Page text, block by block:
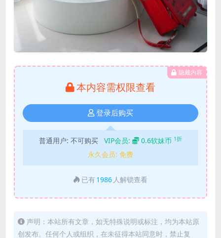
隐藏内容
本内容需权限查看
登录后购买
普通用户: 不可购买 VIP会员: 0.6软妹币 1折
永久会员: 免费
已有 1986 人解锁查看
声明：本站所有文章，如无特殊说明或标注，均为本站原
创发布。任何个人或组织，在未征得本站同意时，禁止复